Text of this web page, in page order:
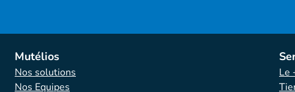
Mutélios
Nos solutions
Nos Equipes
Le